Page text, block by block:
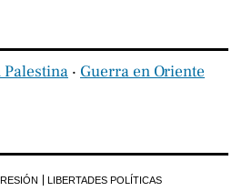
Palestina ‧ Guerra en Oriente
LIBERTADES POLÍTICAS